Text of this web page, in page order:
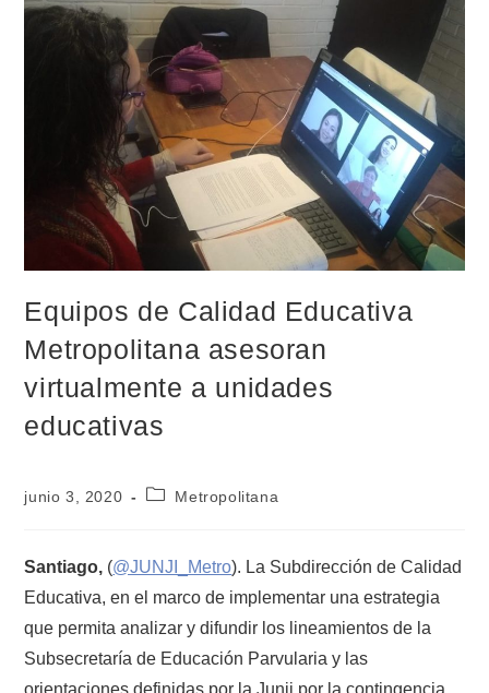
Equipos de Calidad Educativa
Metropolitana asesoran
virtualmente a unidades
educativas
junio 3, 2020 Metropolitana
Santiago, (@JUNJI_Metro). La Subdirección de Calidad
Educativa, en el marco de implementar una estrategia
que permita analizar y difundir los lineamientos de la
Subsecretaría de Educación Parvularia y las
orientaciones definidas por la Junji por la contingencia